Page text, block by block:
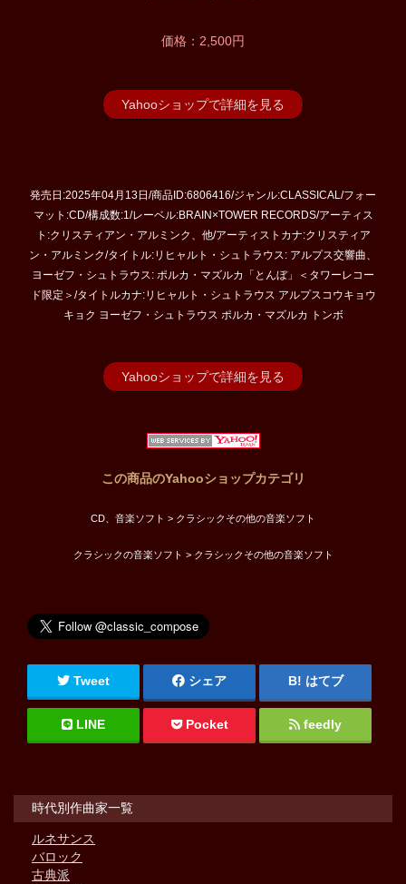
価格：2,500円
Yahooショップで詳細を見る
発売日:2025年04月13日/商品ID:6806416/ジャンル:CLASSICAL/フォー
マット:CD/構成数:1/レーベル:BRAIN×TOWER RECORDS/アーティス
ト:クリスティアン・アルミンク、他/アーティストカナ:クリスティア
ン・アルミンク/タイトル:リヒャルト・シュトラウス: アルプス交響曲、
ヨーゼフ・シュトラウス: ポルカ・マズルカ「とんぼ」＜タワーレコー
ド限定＞/タイトルカナ:リヒャルト・シュトラウス アルプスコウキョウ
キョク ヨーゼフ・シュトラウス ポルカ・マズルカ トンボ
Yahooショップで詳細を見る
この商品のYahooショップカテゴリ
CD、音楽ソフト > クラシックその他の音楽ソフト
クラシックの音楽ソフト > クラシックその他の音楽ソフト
Tweet シェア はてブ
LINE Pocket feedly
時代別作曲家一覧
ルネサンス
バロック
古典派